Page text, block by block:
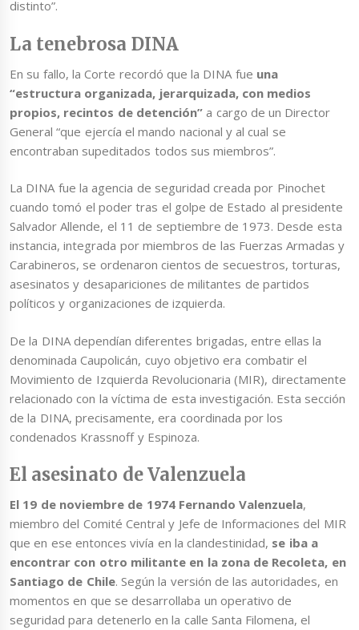
distinto”.
La tenebrosa DINA
En su fallo, la Corte recordó que la DINA fue una
“estructura organizada, jerarquizada, con medios
propios, recintos de detención”a cargo de un Director
General “que ejercía el mando nacional y al cual se
encontraban supeditados todos sus miembros”.
La DINA fue la agencia de seguridad creada por Pinochet
cuando tomó el poder tras el golpe de Estado al presidente
Salvador Allende, el 11 de septiembre de 1973. Desde esta
instancia, integrada por miembros de las Fuerzas Armadas y
Carabineros, se ordenaron cientos de secuestros, torturas,
asesinatos y desapariciones de militantes de partidos
políticos y organizaciones de izquierda.
De la DINA dependían diferentes brigadas, entre ellas la
denominada Caupolicán, cuyo objetivo era combatir el
Movimiento de Izquierda Revolucionaria (MIR), directamente
relacionado con la víctima de esta investigación. Esta sección
de la DINA, precisamente, era coordinada por los
condenados Krassnoff y Espinoza.
El asesinato de Valenzuela
El 19 de noviembre de 1974 Fernando Valenzuela,
miembro del Comité Central y Jefe de Informaciones del MIR
que en ese entonces vivía en la clandestinidad, se iba a
encontrar con otro militante en la zona de Recoleta, en
Santiago de Chile. Según la versión de las autoridades, en
momentos en que se desarrollaba un operativo de
seguridad para detenerlo en la calle Santa Filomena, el